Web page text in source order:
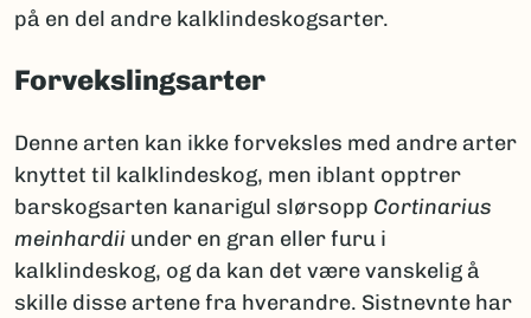
på en del andre kalklindeskogsarter.
Forvekslingsarter
Denne arten kan ikke forveksles med andre arter
knyttet til kalklindeskog, men iblant opptrer
barskogsarten kanarigul slørsopp Cortinarius
meinhardii under en gran eller furu i
kalklindeskog, og da kan det være vanskelig å
skille disse artene fra hverandre. Sistnevnte har